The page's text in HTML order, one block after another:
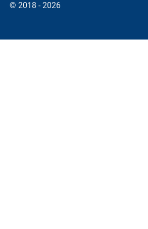
© 2018 - 2026